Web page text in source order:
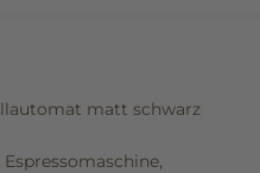
matt schwarz